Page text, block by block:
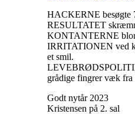
HACKERNE besøgte
RESULTATET
KONTANTERNE
IRRITATIONEN ved
et smil.
grådige fingrer væk fra
Godt nytår 2023
Kristensen på 2. sal